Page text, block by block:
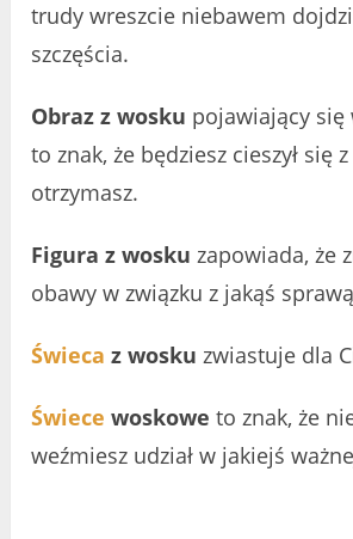
trudy wreszcie niebawem
szczęścia.
Obraz z wosku pojawiający
to znak, że będziesz cieszył się
otrzymasz.
Figura z wosku zapowiada, że
obawy w związku z jakąś
Świeca z wosku zwiastuje dla
Świece woskowe to znak, że
weźmiesz udział w jakiejś